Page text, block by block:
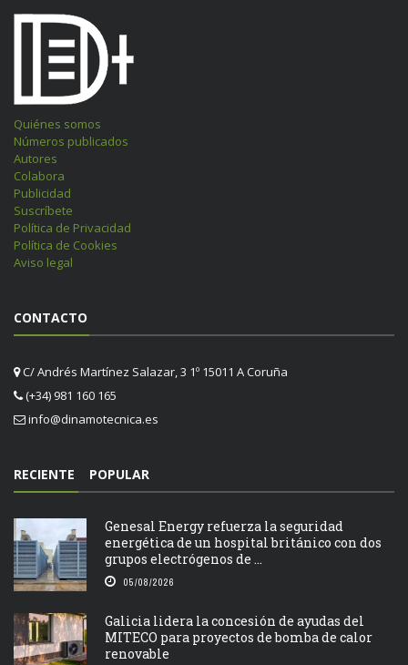
Quiénes somos
Números publicados
Autores
Colabora
Publicidad
Suscríbete
Política de Privacidad
Política de Cookies
Aviso legal
CONTACTO
C/ Andrés Martínez Salazar, 3 1º 15011 A Coruña
(+34) 981 160 165
info@dinamotecnica.es
RECIENTE POPULAR
Genesal Energy refuerza la seguridad
energética de un hospital británico con dos
grupos electrógenos de ...
05/08/2026
Galicia lidera la concesión de ayudas del
MITECO para proyectos de bomba de calor
renovable